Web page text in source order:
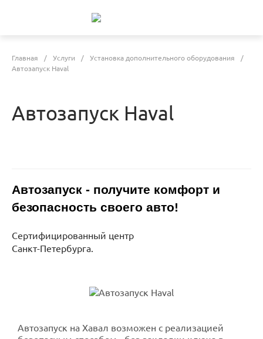
Главная / Услуги / Установка дополнительного оборудования
/
Автозапуск Haval
Автозапуск Haval
Автозапуск - получите комфорт и
безопасность своего авто!
Сертифицированный центр
Санкт-Петербурга.
Автозапуск на Хавал возможен с реализацией